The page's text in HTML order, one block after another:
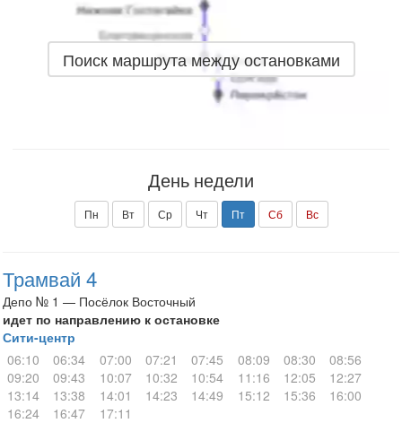
Поиск маршрута между остановками
День недели
Пн Вт Ср Чт Пт Сб Вс
Трамвай 4
Депо № 1 — Посёлок Восточный
идет по направлению к остановке
Сити-центр
06:10
06:34 07:00 07:21 07:45 08:09 08:30
08:56
09:20
09:43 10:07 10:32 10:54 11:16 12:05
12:27
13:14
13:38 14:01 14:23 14:49 15:12 15:36
16:00
16:24
16:47 17:11